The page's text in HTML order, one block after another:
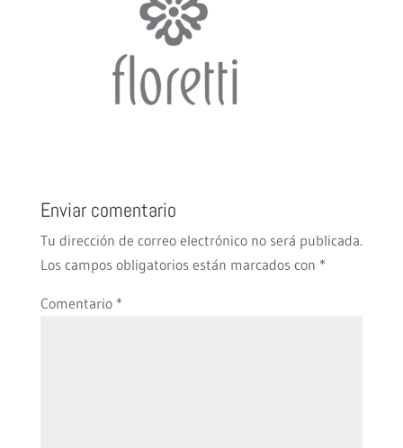
Enviar comentario
Tu dirección de correo electrónico no será publicada.
Los campos obligatorios están marcados con *
Comentario *